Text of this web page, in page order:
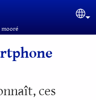
mooré
ces